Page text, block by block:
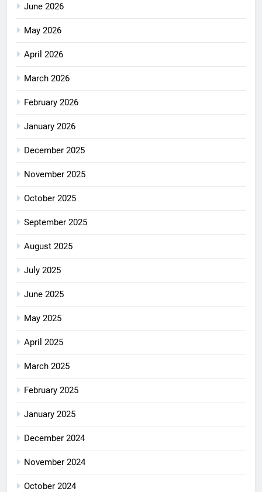
June 2026
May 2026
April 2026
March 2026
February 2026
January 2026
December 2025
November 2025
October 2025
September 2025
August 2025
July 2025
June 2025
May 2025
April 2025
March 2025
February 2025
January 2025
December 2024
November 2024
October 2024